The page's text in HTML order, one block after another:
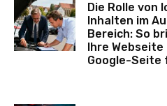
Die Rolle von
Inhalten im
Bereich: So
Ihre
Google-Seite